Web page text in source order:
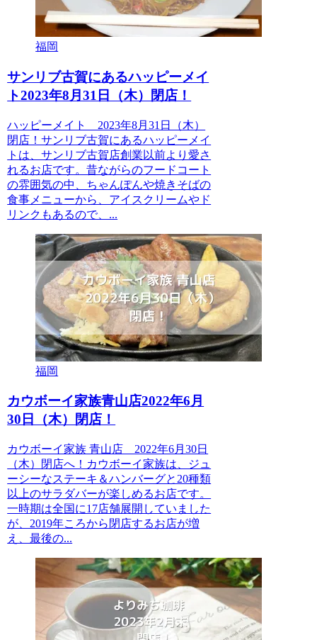
福岡
サンリブ古賀にあるハッピーメイ
ト2023年8月31日（木）閉店！
ハッピーメイト 2023年8月31日（木）
閉店！サンリブ古賀にあるハッピーメイ
トは、サンリブ古賀店創業以前より愛さ
れるお店です。昔ながらのフードコート
の雰囲気の中、ちゃんぽんや焼きそばの
食事メニューから、アイスクリームやド
リンクもあるので、...
福岡
カウボーイ家族青山店2022年6月
30日（木）閉店！
カウボーイ家族 青山店 2022年6月30日
（木）閉店へ！カウボーイ家族は、ジュ
ーシーなステーキ＆ハンバーグと20種類
以上のサラダバーが楽しめるお店です。
一時期は全国に17店舗展開していました
が、2019年ころから閉店するお店が増
え、最後の...